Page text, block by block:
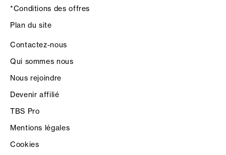
*Conditions des offres
Plan du site
Contactez-nous
Qui sommes nous
Nous rejoindre
Devenir affilié
TBS Pro
Mentions légales
Cookies